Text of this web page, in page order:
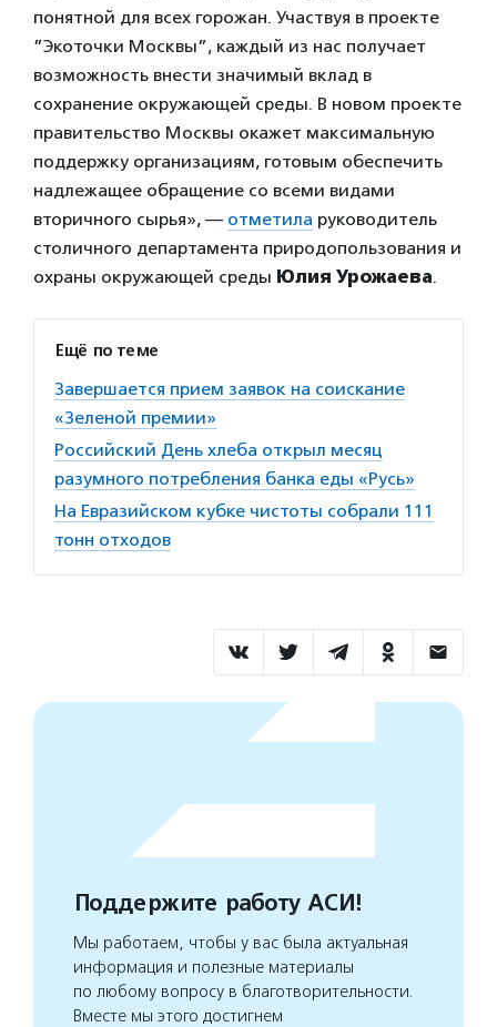
понятной для всех горожан. Участвуя в проекте
”Экоточки Москвы”, каждый из нас получает
возможность внести значимый вклад в
сохранение окружающей среды. В новом проекте
правительство Москвы окажет максимальную
поддержку организациям, готовым обеспечить
надлежащее обращение со всеми видами
вторичного сырья», — отметила руководитель
столичного департамента природопользования и
охраны окружающей среды Юлия Урожаева.
Ещё по теме
Завершается прием заявок на соискание
«Зеленой премии»
Российский День хлеба открыл месяц
разумного потребления банка еды «Русь»
На Евразийском кубке чистоты собрали 111
тонн отходов
Поддержите работу АСИ!
Мы работаем, чтобы у вас была актуальная
информация и полезные материалы
по любому вопросу в благотворительности.
Вместе мы этого достигнем